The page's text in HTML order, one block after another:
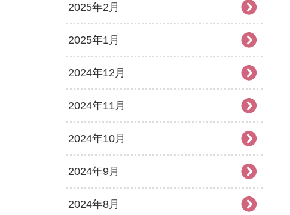
2025年2月
2025年1月
2024年12月
2024年11月
2024年10月
2024年9月
2024年8月